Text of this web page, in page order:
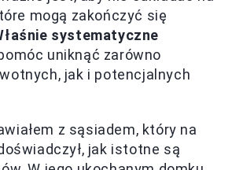
mogą zakończyć się
systematyczne
uniknąć zarówno
jak i potencjalnych
z sąsiadem, który na
jak istotne są